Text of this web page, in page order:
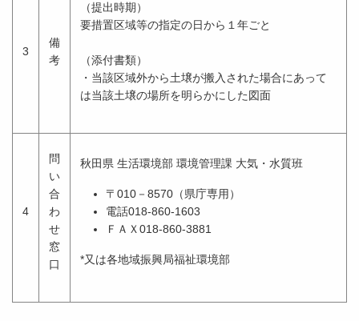
3
備
考
（提出時期）
要措置区域等の指定の日から１年ごと
（添付書類）
・当該区域外から土壌が搬入された場合にあって
は当該土壌の場所を明らかにした図面
4
問
い
合
わ
せ
窓
口
秋田県 生活環境部 環境管理課 大気・水質班
〒010－8570（県庁専用）
電話018-860-1603
ＦＡＸ018-860-3881
*又は各地域振興局福祉環境部